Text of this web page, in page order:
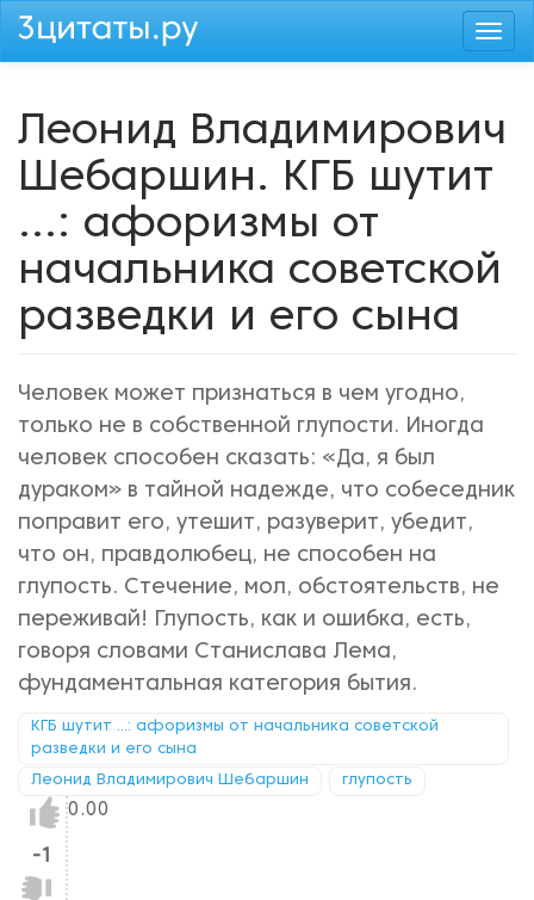
Перейти
Леонид Владимирович
Шебаршин. КГБ шутит
...: афоризмы от
начальника советской
разведки и его сына
Человек может признаться в чем угодно,
только не в собственной глупости. Иногда
человек способен сказать: «Да, я был
дураком» в тайной надежде, что собеседник
поправит его, утешит, разуверит, убедит,
что он, правдолюбец, не способен на
глупость. Стечение, мол, обстоятельств, не
переживай! Глупость, как и ошибка, есть,
говоря словами Станислава Лема,
фундаментальная категория бытия.
КГБ шутит ...: афоризмы от начальника советской
разведки и его сына
Леонид Владимирович Шебаршин глупость
Нравится!
-1
Не
0.00